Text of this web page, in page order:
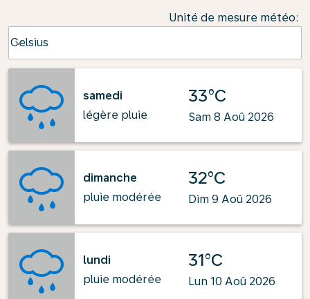
Unité de mesure météo:
Celsius
keyboard_arrow_down
samedi
légère pluie
33°C
Sam 8 Aoû 2026
dimanche
pluie modérée
32°C
Dim 9 Aoû 2026
lundi
pluie modérée
31°C
Lun 10 Aoû 2026